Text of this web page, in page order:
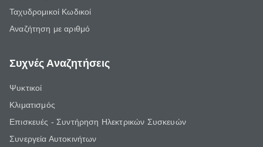
Ταχυδρομικοί Κωδικοί
Αναζήτηση με αριθμό
Συχνές Αναζητήσεις
Ψυκτικοί
Κλιματισμός
Επισκευές - Συντήρηση Ηλεκτρικών Συσκευών
Συνεργεία Αυτοκινήτων